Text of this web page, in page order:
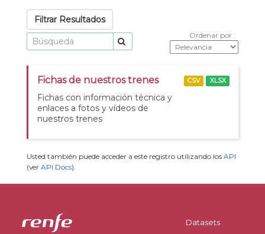
Filtrar Resultados
Ordenar por
Fichas de nuestros trenes
Fichas con información técnica y
enlaces a fotos y vídeos de
nuestros trenes
CSV XLSX
Usted también puede acceder a este registro utilizando los API
(ver API Docs).
Datasets